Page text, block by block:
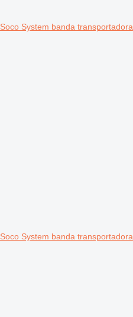
Soco System banda transportadora
Soco System banda transportadora